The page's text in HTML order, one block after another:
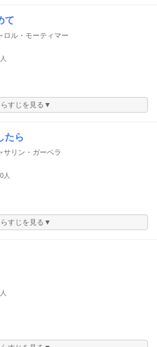
て
ロル・モーティマー
すじを見る▼
たら
サリン・ガーベラ
人
らすじを見る▼